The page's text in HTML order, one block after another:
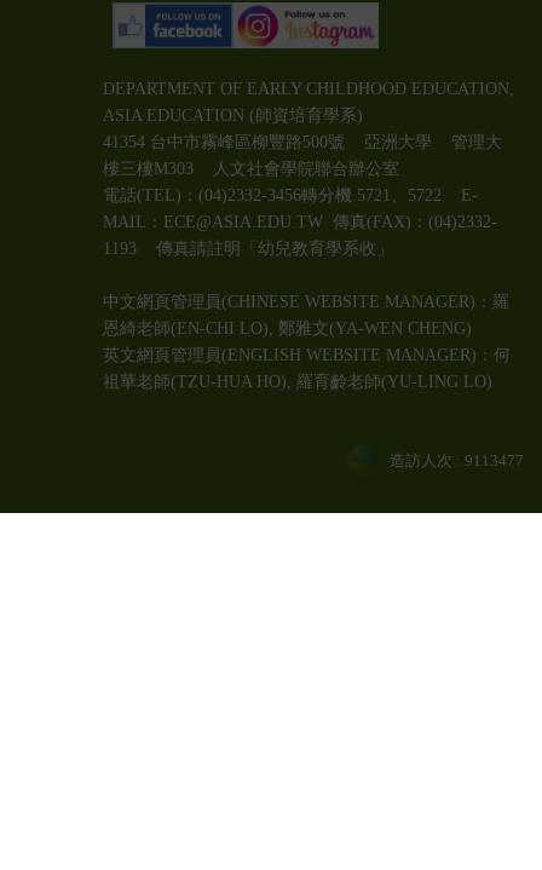
DEPARTMENT OF EARLY CHILDHOOD EDUCATION,
ASIA EDUCATION (師資培育學系)
41354 台中市霧峰區柳豐路500號 亞洲大學 管理大
樓三樓M303 人文社會學院聯合辦公室
電話(TEL)：(04)2332-3456轉分機 5721、5722 E-
MAIL：ECE@ASIA.EDU.TW 傳真(FAX)：(04)2332-
1193 傳真請註明「幼兒教育學系收」
中文網頁管理員(CHINESE WEBSITE MANAGER)：羅
恩綺老師(EN-CHI LO) , 鄭雅文(YA-WEN CHENG)
英文網頁管理員(ENGLISH WEBSITE MANAGER)：何
祖華老師(TZU-HUA HO), 羅育齡老師(YU-LING LO)
造訪人次 : 9113477